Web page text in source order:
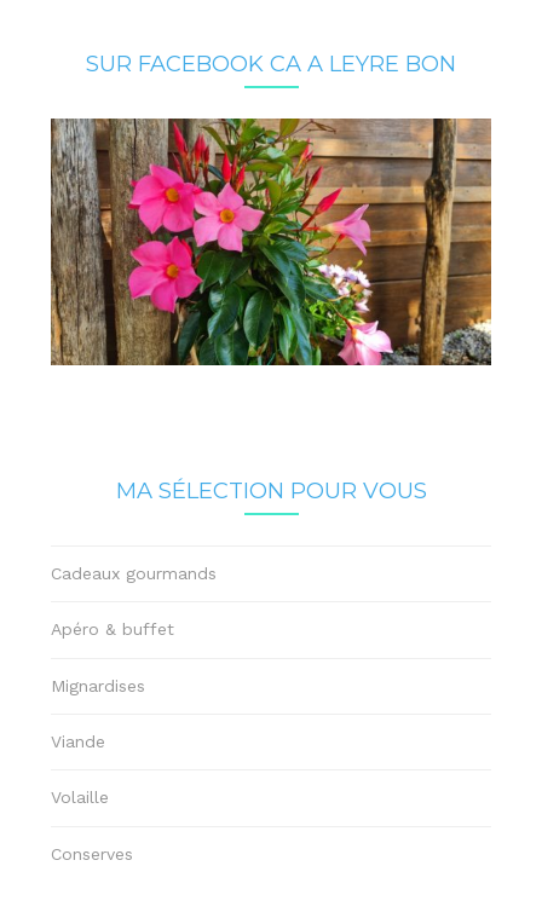
SUR FACEBOOK CA A LEYRE BON
MA SÉLECTION POUR VOUS
Cadeaux gourmands
Apéro & buffet
Mignardises
Viande
Volaille
Conserves